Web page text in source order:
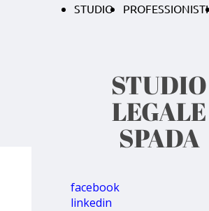
STUDIO PROFESSIONISTI
STUDIO
LEGALE
SPADA
facebook
linkedin